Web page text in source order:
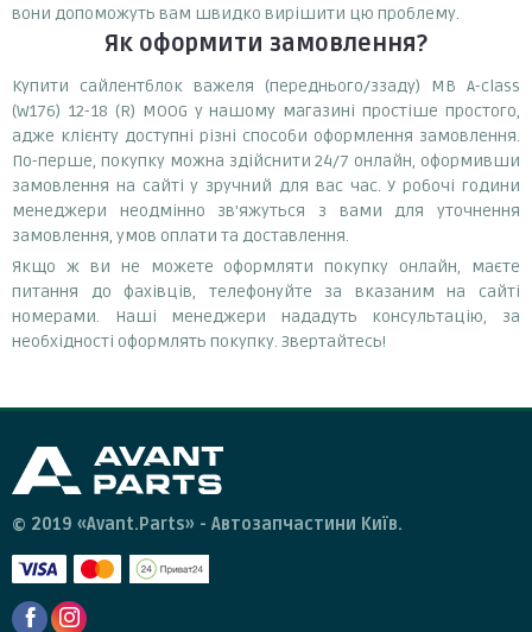
вони допоможуть вам швидко вирішити цю проблему.
Як оформити замовлення?
Купити сайлентблок важеля (переднього/ззаду) MB A-class
(W176) 12-18 (R) MOOG у нашому магазині простіше простого,
адже клієнту доступні різні способи оформлення замовлення.
По-перше, покупку можна здійснити 24/7 онлайн, оформивши
замовлення на сайті у зручний для вас час. У робочі години
менеджери неодмінно зв'яжуться з вами для уточнення
замовлення, умов оплати та доставлення.
Якщо ж ви не можете оформляти покупку онлайн, маєте
питання до фахівців, телефонуйте за вказаним на сайті
номерами. Наші менеджери нададуть консультацію, за
необхідності оформлять покупку. Звертайтесь!
© 2019 «Avant.Parts» - Автозапчастини Київ.